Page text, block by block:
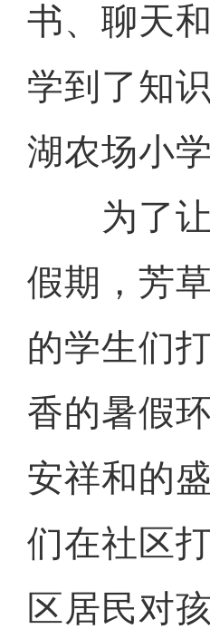
书、聊天
学到了知
湖农场小
为了让
假期，芳
的学生们
香的暑假
安祥和的
们在社区
区居民对